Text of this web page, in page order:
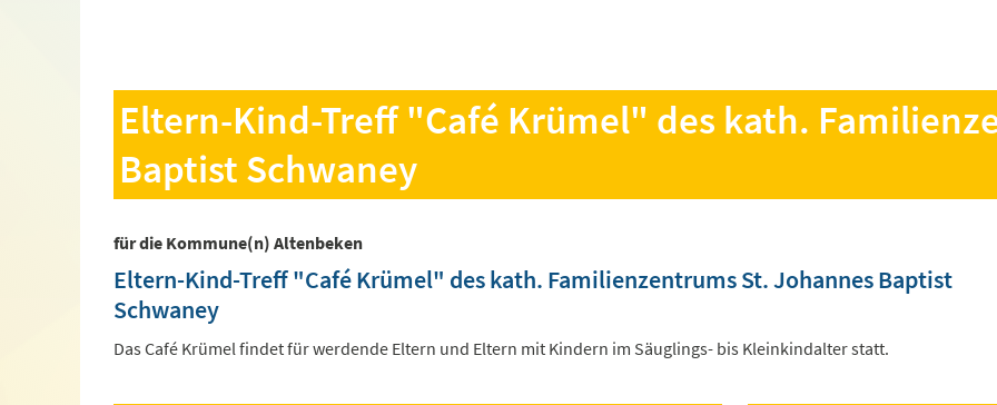
Eltern-Kind-Treff "Café Krümel" des kath.
Baptist Schwaney
für die Kommune(n) Altenbeken
Eltern-Kind-Treff "Café Krümel" des kath. Familienzentrums St. Johannes Baptist
Schwaney
Das Café Krümel findet für werdende Eltern und Eltern mit Kindern im Säuglings- bis Kleinkindalter statt.